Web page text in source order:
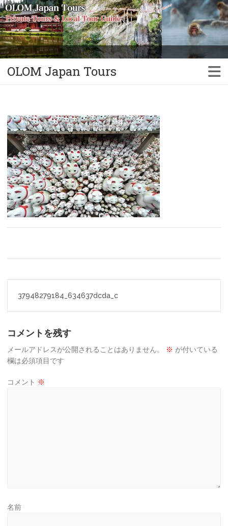
OLOM Japan Tours
稿
ビ
ゲ
シ
37948279184_634637dcda_c
コメントを残す
メールアドレスが公開されることはありません。 ※ が付いている
欄は必須項目です
コメント ※
名前